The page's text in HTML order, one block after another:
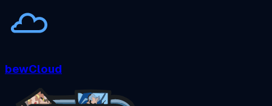
bewCloud